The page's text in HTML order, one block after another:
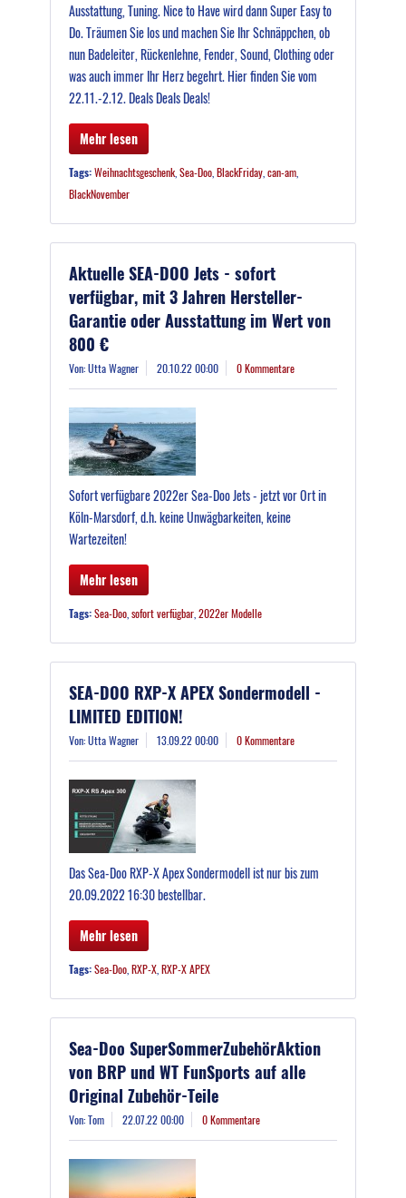
Ausstattung, Tuning. Nice to Have wird dann Super Easy to
Do. Träumen Sie los und machen Sie Ihr Schnäppchen, ob
nun Badeleiter, Rückenlehne, Fender, Sound, Clothing oder
was auch immer Ihr Herz begehrt. Hier finden Sie vom
22.11.-2.12. Deals Deals Deals!
Mehr lesen
Tags:Weihnachtsgeschenk, Sea-Doo, BlackFriday, can-am,
BlackNovember
Aktuelle SEA-DOO Jets - sofort
verfügbar, mit 3 Jahren Hersteller-
Garantie oder Ausstattung im Wert von
800 €
Von: Utta Wagner 20.10.22 00:00 0 Kommentare
Sofort verfügbare 2022er Sea-Doo Jets - jetzt vor Ort in
Köln-Marsdorf, d.h. keine Unwägbarkeiten, keine
Wartezeiten!
Mehr lesen
Tags:Sea-Doo, sofort verfügbar, 2022er Modelle
SEA-DOO RXP-X APEX Sondermodell -
LIMITED EDITION!
Von: Utta Wagner 13.09.22 00:00 0 Kommentare
Das Sea-Doo RXP-X Apex Sondermodell ist nur bis zum
20.09.2022 16:30 bestellbar.
Mehr lesen
Tags:Sea-Doo, RXP-X, RXP-X APEX
Sea-Doo SuperSommerZubehörAktion
von BRP und WT FunSports auf alle
Original Zubehör-Teile
Von: Tom 22.07.22 00:00 0 Kommentare